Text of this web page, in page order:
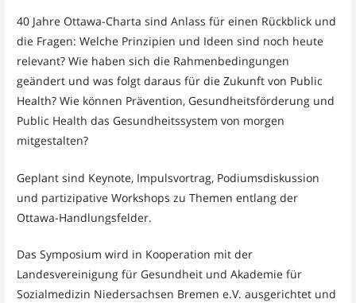
40 Jahre Ottawa-Charta sind Anlass für einen Rückblick und
die Fragen: Welche Prinzipien und Ideen sind noch heute
relevant? Wie haben sich die Rahmenbedingungen
geändert und was folgt daraus für die Zukunft von Public
Health? Wie können Prävention, Gesundheitsförderung und
Public Health das Gesundheitssystem von morgen
mitgestalten?
Geplant sind Keynote, Impulsvortrag, Podiumsdiskussion
und partizipative Workshops zu Themen entlang der
Ottawa-Handlungsfelder.
Das Symposium wird in Kooperation mit der
Landesvereinigung für Gesundheit und Akademie für
Sozialmedizin Niedersachsen Bremen e.V. ausgerichtet und